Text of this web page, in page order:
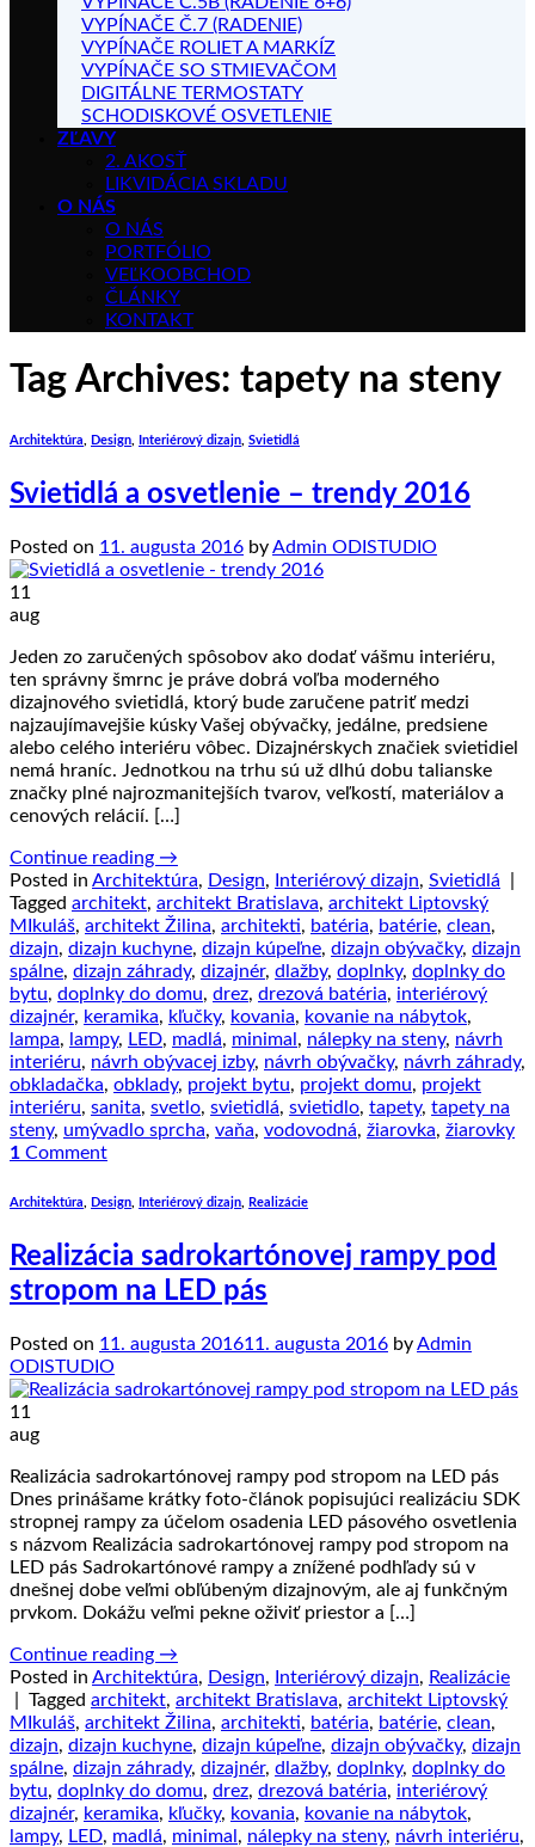
VYPÍNAČE Č.7 (RADENIE)
VYPÍNAČE ROLIET A MARKÍZ
VYPÍNAČE SO STMIEVAČOM
DIGITÁLNE TERMOSTATY
SCHODISKOVÉ OSVETLENIE
ZĽAVY
2. AKOSŤ
LIKVIDÁCIA SKLADU
O NÁS
O NÁS
PORTFÓLIO
VEĽKOOBCHOD
ČLÁNKY
KONTAKT
Tag Archives: tapety na steny
Architektúra Design Interiérový dizajn Svietidlá
Svietidlá a osvetlenie – trendy 2016
Posted on 11. augusta 2016 byAdmin ODISTUDIO
11
aug
Jeden zo zaručených spôsobov ako dodať vášmu interiéru,
ten správny šmrnc je práve dobrá voľba moderného
dizajnového svietidlá, ktorý bude zaručene patriť medzi
najzaujímavejšie kúsky Vašej obývačky, jedálne, predsiene
alebo celého interiéru vôbec. Dizajnérskych značiek svietidiel
nemá hraníc. Jednotkou na trhu sú už dlhú dobu talianske
značky plné najrozmanitejších tvarov, veľkostí, materiálov a
cenových relácií. […]
Continue reading →
Posted in Architektúra, Design, Interiérový dizajn, Svietidlá
Tagged architekt, architekt Bratislava, architekt Liptovský
MIkuláš, architekt Žilina, architekti, batéria, batérie, clean,
dizajn, dizajn kuchyne, dizajn kúpeľne, dizajn obývačky, dizajn
spálne, dizajn záhrady, dizajnér, dlažby, doplnky, doplnky do
bytu, doplnky do domu, drez, drezová batéria, interiérový
dizajnér, keramika, kľučky, kovania, kovanie na nábytok,
lampa, lampy, LED, madlá, minimal , nálepky na steny, návrh
interiéru, návrh obývacej izby, návrh obývačky, návrh záhrady,
obkladačka, obklady, projekt bytu, projekt domu, projekt
interiéru, sanita, svetlo, svietidlá, svietidlo, tapety, tapety na
steny, umývadlo sprcha, vaňa, vodovodná, žiarovka, žiarovky
1 Comment
Architektúra Design Interiérový dizajn Realizácie
Realizácia sadrokartónovej rampy pod
stropom na LED pás
Posted on 11. augusta 201611. augusta 2016 byAdmin
ODISTUDIO
11
aug
Realizácia sadrokartónovej rampy pod stropom na LED pás
Dnes prinášame krátky foto-článok popisujúci realizáciu SDK
stropnej rampy za účelom osadenia LED pásového osvetlenia
s názvom Realizácia sadrokartónovej rampy pod stropom na
LED pás Sadrokartónové rampy a znížené podhľady sú v
dnešnej dobe veľmi obľúbeným dizajnovým, ale aj funkčným
prvkom. Dokážu veľmi pekne oživiť priestor a […]
Continue reading →
Posted in Architektúra, Design, Interiérový dizajn, Realizácie
Tagged architekt, architekt Bratislava, architekt Liptovský
MIkuláš, architekt Žilina, architekti, batéria, batérie, clean,
dizajn, dizajn kuchyne, dizajn kúpeľne, dizajn obývačky, dizajn
spálne, dizajn záhrady, dizajnér, dlažby, doplnky, doplnky do
bytu, doplnky do domu, drez, drezová batéria, interiérový
dizajnér, keramika, kľučky, kovania, kovanie na nábytok,
lampy, LED, madlá, minimal , nálepky na steny, návrh interiéru,